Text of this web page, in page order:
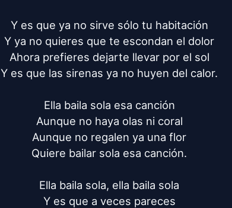
Y es que ya no sirve sólo tu habitación
Y ya no quieres que te escondan el dolor
Ahora prefieres dejarte llevar por el sol
Y es que las sirenas ya no huyen del calor.
Ella baila sola esa canción
Aunque no haya olas ni coral
Aunque no regalen ya una flor
Quiere bailar sola esa canción.
Ella baila sola, ella baila sola
Y es que a veces pareces